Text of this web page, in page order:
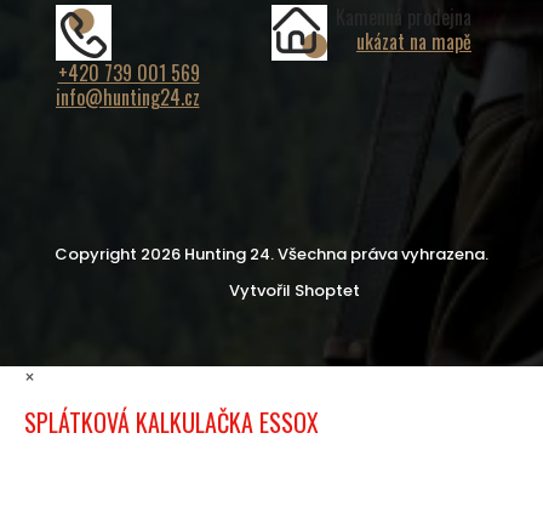
+420 739 001 569
info@hunting24.cz
Kamenná prodejna
ukázat na mapě
Vytvořil Shoptet
Copyright 2026 Hunting 24. Všechna práva vyhrazena.
×
SPLÁTKOVÁ KALKULAČKA ESSOX